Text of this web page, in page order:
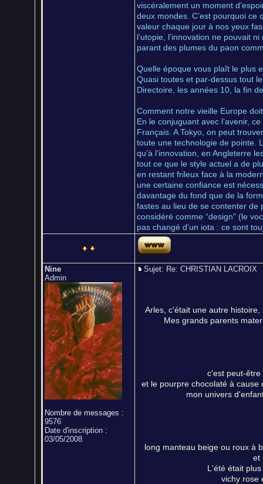
viscéralement un moment
deux mondes. C’est pourquoi
valeur chaque jour à nos yeux
l’utopie, l’innovation ne pouvait
parant des plumes du paon
Quelle époque vous plaît le plus
Quasi toutes et par-dessus tout
Directoire, les années 10, la fin
Comment notre vieille Europe
En le conjuguant avec l’avenir,
Français. A Tokyo, on peut
toute une technologie de pointe.
qu’à l’innovation, en Angleterre
tout ce que le style actuel a de
en restant frileux face à la
une certaine confiance est
davantage du fond que de la
fastes au lieu de se contenter de
considéré comme “design” (le
pas changé d’un iota : ce sont
Nine
Admin
Nombre de messages :
9576
Date d'inscription :
03/05/2008
Sujet: Re: CHRISTIAN
Arles, c'était une autre
Mes grands parents
c'est peut-
et le pourpre chocolaté à
mon univers
long manteau beige ou roux à
et
L'été était
vichy rose